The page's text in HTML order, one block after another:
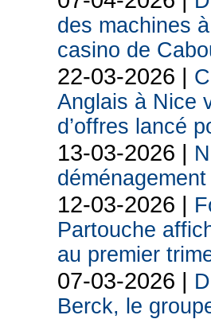
des machines
casino de
22-03-2026 |
Anglais à Nice
d’offres lancé
13-03-2026 |
12-03-2026 |
Partouche
au premier
07-03-2026 |
Berck, le